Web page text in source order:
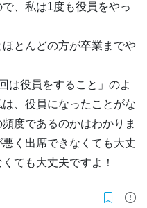
、私は1度も役員をやっ
とんどの方が卒業までや
は役員をすること」のよ
、役員になったことがな
度であるのかはわかりま
く出席できなくても大丈
ても大丈夫ですよ！